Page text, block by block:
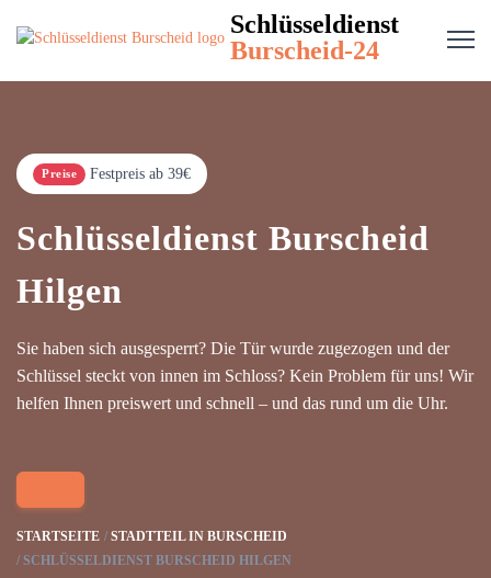
Schlüsseldienst
Burscheid-24
Preise Festpreis ab 39€
Schlüsseldienst Burscheid
Hilgen
Sie haben sich ausgesperrt? Die Tür wurde zugezogen und der
Schlüssel steckt von innen im Schloss? Kein Problem für uns! Wir
helfen Ihnen preiswert und schnell – und das rund um die Uhr.
STARTSEITE
STADTTEIL IN BURSCHEID
SCHLÜSSELDIENST BURSCHEID HILGEN